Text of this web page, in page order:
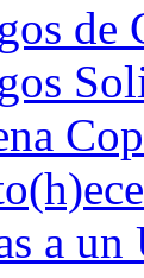
de
a